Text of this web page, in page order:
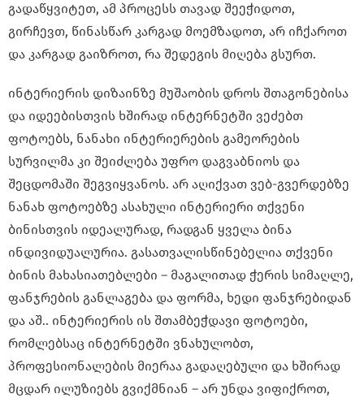
გადაწყვიტეთ, ამ პროცესს თავად შეეჭიდოთ,
გირჩევთ, წინასწარ კარგად მოემზადოთ, არ იჩქაროთ
და კარგად გაიზროთ, რა შედეგის მიღება გსურთ.
ინტერიერის დიზაინზე მუშაობის დროს შთაგონებისა
და იდეებისთვის ხშირად ინტერნეტში ვეძებთ
ფოტოებს, ნანახი ინტერიერების გამეორების
სურვილმა კი შეიძლება უფრო დაგვაბნიოს და
შეცდომაში შეგვიყვანოს. არ აღიქვათ ვებ-გვერდებზე
ნანახ ფოტოებზე ასახული ინტერიერი თქვენი
ბინისთვის იდეალურად, რადგან ყველა ბინა
ინდივიდუალურია. გასათვალისწინებელია თქვენი
ბინის მახასიათებლები – მაგალითად ჭერის სიმაღლე,
ფანჯრების განლაგება და ფორმა, ხედი ფანჯრებიდან
და აშ.. ინტერიერის ის შთამბეჭდავი ფოტოები,
რომლებსაც ინტერნეტში ვნახულობთ,
პროფესიონალების მიერაა გადაღებული და ხშირად
მცდარ ილუზიებს გვიქმნიან – არ უნდა ვიფიქროთ,